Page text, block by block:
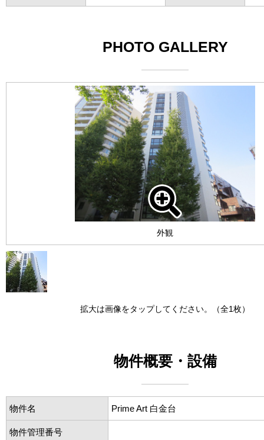
PHOTO GALLERY
外観
拡大は画像をタップしてください。（全1枚）
物件概要・設備
物件名 Prime Art 白金台
物件管理番号